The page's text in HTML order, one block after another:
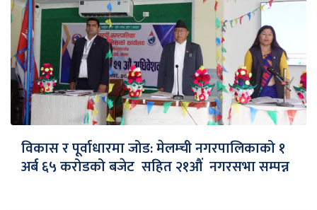
विकास र पूर्वाधारमा जोड: मेलम्ची नगरपालिकाको १
अर्ब ६५ करोडको बजेट सहित २१औं नगरसभा सम्पन्न